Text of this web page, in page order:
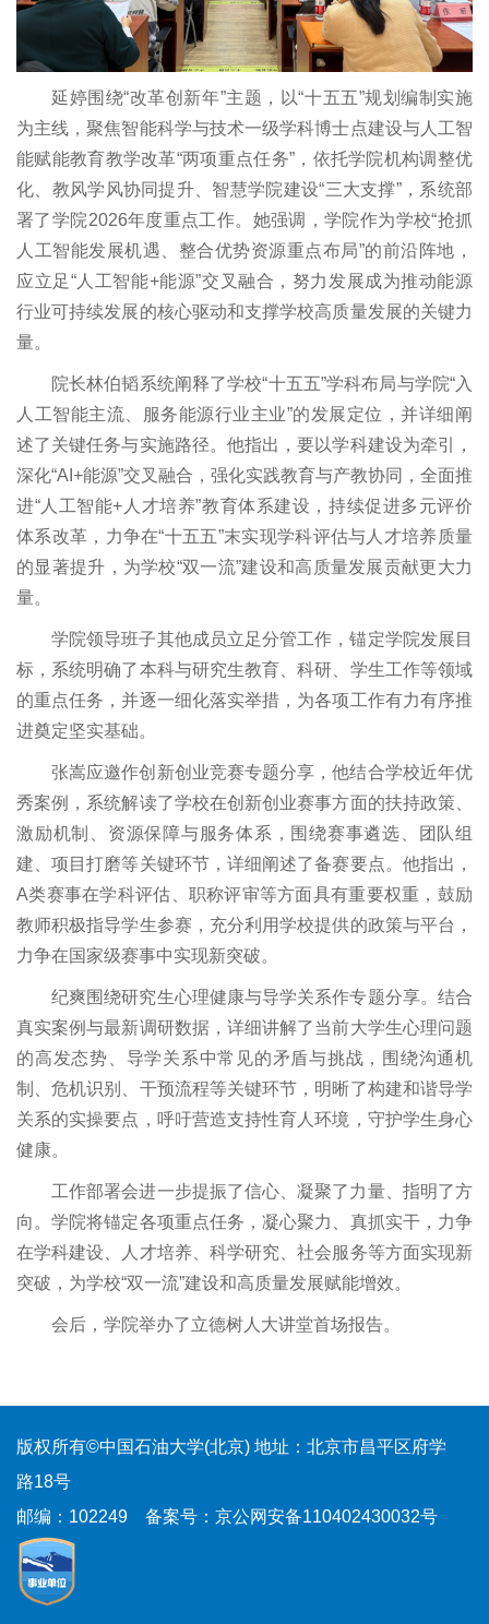
延婷围绕“改革创新年”主题，以“十五五”规划编制实施
为主线，聚焦智能科学与技术一级学科博士点建设与人工智
能赋能教育教学改革“两项重点任务”，依托学院机构调整优
化、教风学风协同提升、智慧学院建设“三大支撑”，系统部
署了学院2026年度重点工作。她强调，学院作为学校“抢抓
人工智能发展机遇、整合优势资源重点布局”的前沿阵地，
应立足“人工智能+能源”交叉融合，努力发展成为推动能源
行业可持续发展的核心驱动和支撑学校高质量发展的关键力
量。
院长林伯韬系统阐释了学校“十五五”学科布局与学院“入
人工智能主流、服务能源行业主业”的发展定位，并详细阐
述了关键任务与实施路径。他指出，要以学科建设为牵引，
深化“AI+能源”交叉融合，强化实践教育与产教协同，全面推
进“人工智能+人才培养”教育体系建设，持续促进多元评价
体系改革，力争在“十五五”末实现学科评估与人才培养质量
的显著提升，为学校“双一流”建设和高质量发展贡献更大力
量。
学院领导班子其他成员立足分管工作，锚定学院发展目
标，系统明确了本科与研究生教育、科研、学生工作等领域
的重点任务，并逐一细化落实举措，为各项工作有力有序推
进奠定坚实基础。
张嵩应邀作创新创业竞赛专题分享，他结合学校近年优
秀案例，系统解读了学校在创新创业赛事方面的扶持政策、
激励机制、资源保障与服务体系，围绕赛事遴选、团队组
建、项目打磨等关键环节，详细阐述了备赛要点。他指出，
A类赛事在学科评估、职称评审等方面具有重要权重，鼓励
教师积极指导学生参赛，充分利用学校提供的政策与平台，
力争在国家级赛事中实现新突破。
纪爽围绕研究生心理健康与导学关系作专题分享。结合
真实案例与最新调研数据，详细讲解了当前大学生心理问题
的高发态势、导学关系中常见的矛盾与挑战，围绕沟通机
制、危机识别、干预流程等关键环节，明晰了构建和谐导学
关系的实操要点，呼吁营造支持性育人环境，守护学生身心
健康。
工作部署会进一步提振了信心、凝聚了力量、指明了方
向。学院将锚定各项重点任务，凝心聚力、真抓实干，力争
在学科建设、人才培养、科学研究、社会服务等方面实现新
突破，为学校“双一流”建设和高质量发展赋能增效。
会后，学院举办了立德树人大讲堂首场报告。
版权所有©中国石油大学(北京) 地址：北京市昌平区府学
路18号
邮编：102249
备案号：京公网安备110402430032号